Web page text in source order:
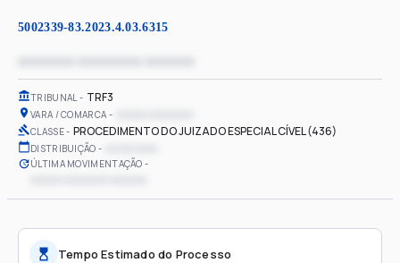
5002339-83.2023.4.03.6315
TRIBUNAL TRF3
VARA / COMARCA
CLASSE PROCEDIMENTO DO JUIZADO ESPECIAL CÍVEL (436)
DISTRIBUIÇÃO
ÚLTIMA MOVIMENTAÇÃO
Tempo Estimado do Processo